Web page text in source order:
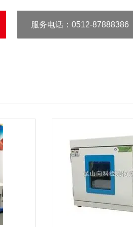
服务电话：0512-87888386